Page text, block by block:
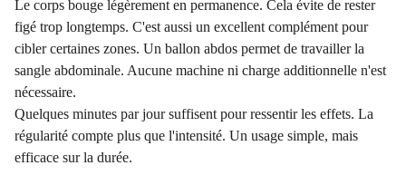
Le corps bouge légèrement en permanence. Cela évite de rester
figé trop longtemps. C'est aussi un excellent complément pour
cibler certaines zones. Un ballon abdos permet de travailler la
sangle abdominale. Aucune machine ni charge additionnelle n'est
nécessaire.
Quelques minutes par jour suffisent pour ressentir les effets. La
régularité compte plus que l'intensité. Un usage simple, mais
efficace sur la durée.